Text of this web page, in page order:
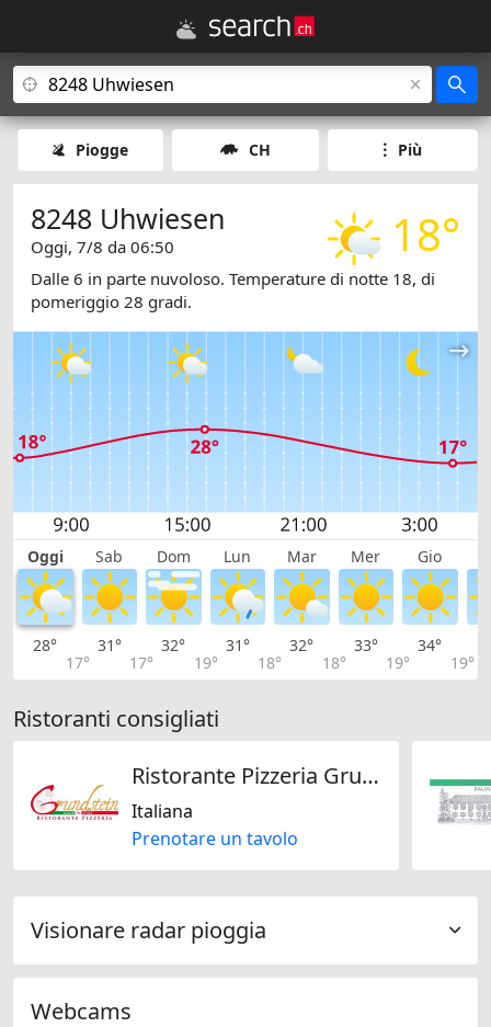
Piogge CH Più
18°
8248 Uhwiesen
Oggi, 7/8 da 06:50
Dalle 6 in parte nuvoloso. Temperature di notte 18, di
pomeriggio 28 gradi.
Oggi Sab Dom Lun Mar Mer Gio
28°
17°
31°
17°
32°
19°
31°
18°
32°
18°
33°
19°
34°
19°
Ristoranti consigliati
Ristorante Pizzeria Grundstein
Italiana
Prenotare un tavolo
Visionare radar pioggia
Webcams